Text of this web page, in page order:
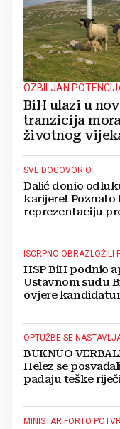
OZBILJAN
BiH ulazi u
tranzicija
životnog
SVE DOGOVORIO
Dalić donio
karijere! Poznato
reprezentaciju
ISCRPNO OBRAZLOŽILI
HSP BiH podnio
Ustavnom sudu
ovjere
OPTUŽBE SE
BUKNUO
Helez se
padaju teške riječi
MINISTAR FORTO